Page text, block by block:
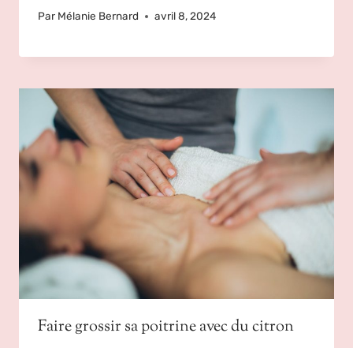
Par Mélanie Bernard avril 8, 2024
Faire grossir sa poitrine avec du citron